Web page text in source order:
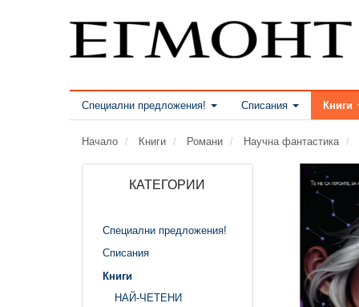
Специални предложения! Списания Книги
Начало Книги Романи Научна фантастика
КАТЕГОРИИ
Специални предложения!
Списания
Книги
НАЙ-ЧЕТЕНИ